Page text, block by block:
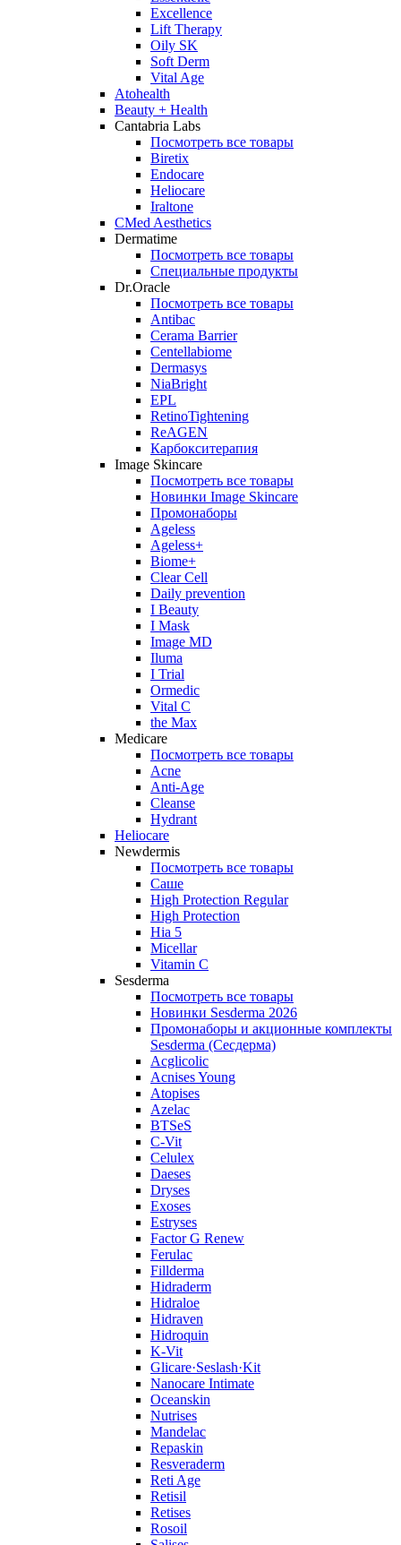
Excellence
Lift Therapy
Oily SK
Soft Derm
Vital Age
Atohealth
Beauty + Health
Cantabria Labs
Посмотреть все товары
Biretix
Endocare
Heliocare
Iraltone
CMed Aesthetics
Dermatime
Посмотреть все товары
Специальные продукты
Dr.Oracle
Посмотреть все товары
Antibac
Cerama Barrier
Centellabiome
Dermasys
NiaBright
EPL
RetinoTightening
ReAGEN
Карбокситерапия
Image Skincare
Посмотреть все товары
Новинки Image Skincare
Промонаборы
Ageless
Ageless+
Biome+
Clear Cell
Daily prevention
I Beauty
I Mask
Image MD
Iluma
I Trial
Ormedic
Vital C
the Max
Medicare
Посмотреть все товары
Acne
Anti‑Age
Cleanse
Hydrant
Heliocare
Newdermis
Посмотреть все товары
Саше
High Protection Regular
High Protection
Hia 5
Micellar
Vitamin C
Sesderma
Посмотреть все товары
Новинки Sesderma 2026
Промонаборы и акционные комплекты
Sesderma (Сесдерма)
Acglicolic
Acnises Young
Atopises
Azelac
BTSeS
C‑Vit
Celulex
Daeses
Dryses
Exoses
Estryses
Factor G Renew
Ferulac
Fillderma
Hidraderm
Hidraloe
Hidraven
Hidroquin
K-Vit
Glicare·Seslash·Kit
Nanocare Intimate
Oceanskin
Nutrises
Mandelac
Repaskin
Resveraderm
Reti Age
Retisil
Retises
Rosoil